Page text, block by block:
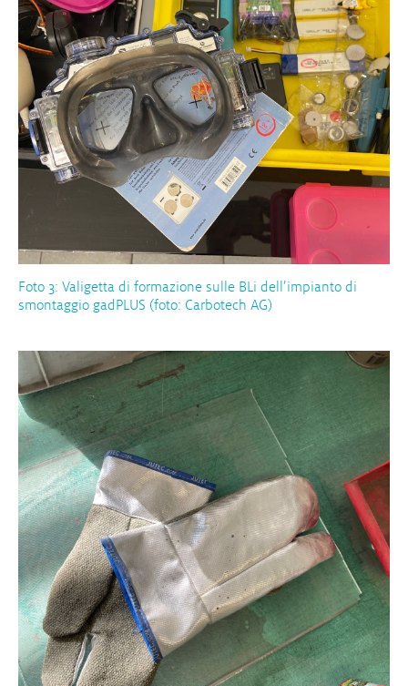
Foto 3: Valigetta di formazione sulle BLi dell’impianto di
smontaggio gadPLUS (foto: Carbotech AG)